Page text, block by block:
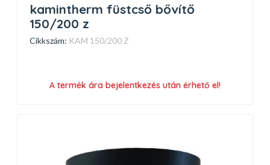
kamintherm füstcső bővítő
150/200 z
Cikkszám: KAM 150/200 Z
A termék ára bejelentkezés után érhető el!